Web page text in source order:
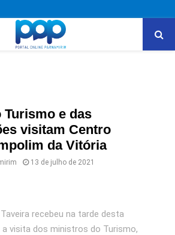
e das
visitam Centro
da Vitória
13 de julho de 2021
recebeu na tarde desta
a visita dos ministros do Turismo,